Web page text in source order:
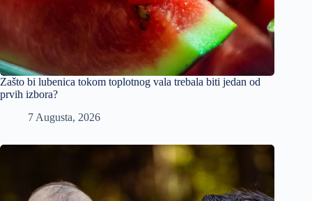
Zašto bi lubenica tokom toplotnog vala trebala biti jedan od
prvih izbora?
7 Augusta, 2026